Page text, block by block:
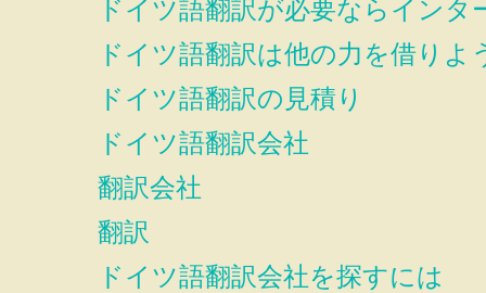
ドイツ語翻訳が必要ならインタ
ドイツ語翻訳は他の力を借りよ
ドイツ語翻訳の見積り
ドイツ語翻訳会社
翻訳会社
翻訳
ドイツ語翻訳会社を探すには